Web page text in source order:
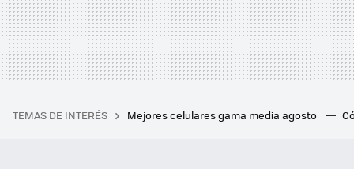
TEMAS DE INTERÉS Mejores celulares gama media agosto